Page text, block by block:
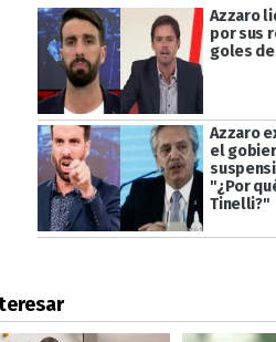
Azzaro
por sus
goles de
Azzaro
el
"¿Por
Tinelli?"